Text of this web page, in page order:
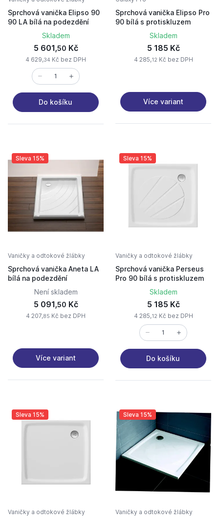
Sprchová vanička Elipso 90
90 LA bílá na podezdění
Skladem
5 601,50 Kč
4 629,34 Kč bez DPH
Do košíku
Sprchová vanička Elipso Pro
90 bílá s protiskluzem
Skladem
5 185 Kč
4 285,12 Kč bez DPH
Více variant
Sleva 15%
Vaničky a odtokové žlábky
Sprchová vanička Aneta LA
bílá na podezdění
Není skladem
5 091,50 Kč
4 207,85 Kč bez DPH
Více variant
Sleva 15%
Vaničky a odtokové žlábky
Sprchová vanička Perseus
Pro 90 bílá s protiskluzem
Skladem
5 185 Kč
4 285,12 Kč bez DPH
Do košíku
Sleva 15%
Vaničky a odtokové žlábky
Sleva 15%
Vaničky a odtokové žlábky